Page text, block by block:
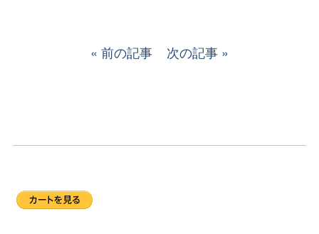
前の記事 次の記事